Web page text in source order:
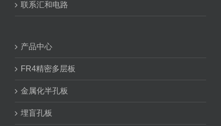
联系汇和电路
产品中心
FR4精密多层板
金属化半孔板
埋盲孔板